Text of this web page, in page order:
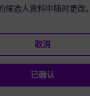
候选人资料中随时更改
取消
已确认